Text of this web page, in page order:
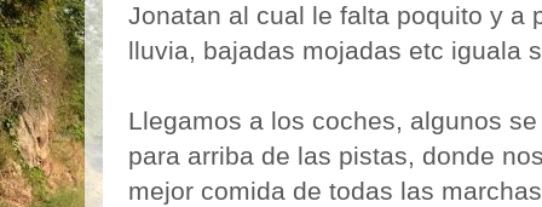
Jonatan al cual le falta poquito y a
lluvia, bajadas mojadas etc iguala
Llegamos a los coches, algunos
para arriba de las pistas, donde
mejor comida de todas las